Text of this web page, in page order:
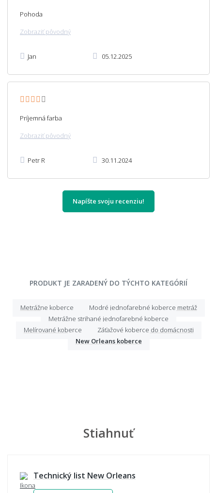
Pohoda
Zobraziť pôvodný
Jan 05.12.2025
Príjemná farba
Zobraziť pôvodný
Petr R 30.11.2024
Napíšte svoju recenziu!
PRODUKT JE ZARADENÝ DO TÝCHTO KATEGÓRIÍ
Metrážne koberce
Modré jednofarebné koberce metráž
Metrážne strihané jednofarebné koberce
Melírované koberce
Záťažové koberce do domácnosti
New Orleans koberce
Stiahnuť
Technický list New Orleans